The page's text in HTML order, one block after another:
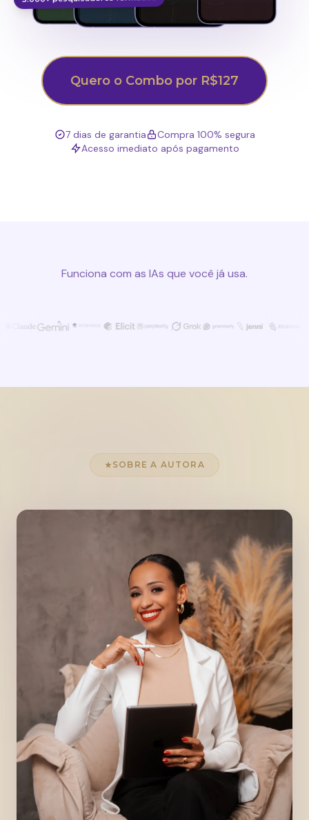
5.000+ pesquisadores formados
Quero o Combo por R$127
7 dias de garantia
Compra 100% segura
Acesso imediato após pagamento
Funciona com as IAs que você já usa.
SOBRE A AUTORA